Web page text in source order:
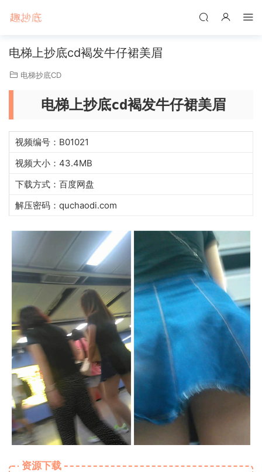
电梯上抄底cd褐发牛仔裙美眉
电梯抄底CD
电梯上抄底cd褐发牛仔裙美眉
视频编号：B01021
视频大小：43.4MB
下载方式：百度网盘
解压密码：quchaodi.com
资源下载